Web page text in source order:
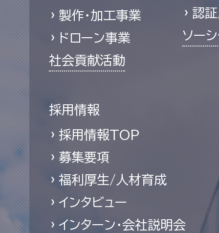
製作・加工事業
ドローン事業
社会貢献活動
認
ソー
採用情報
採用情報TOP
募集要項
福利厚生/人材育成
インタビュー
インターン・会社説明会